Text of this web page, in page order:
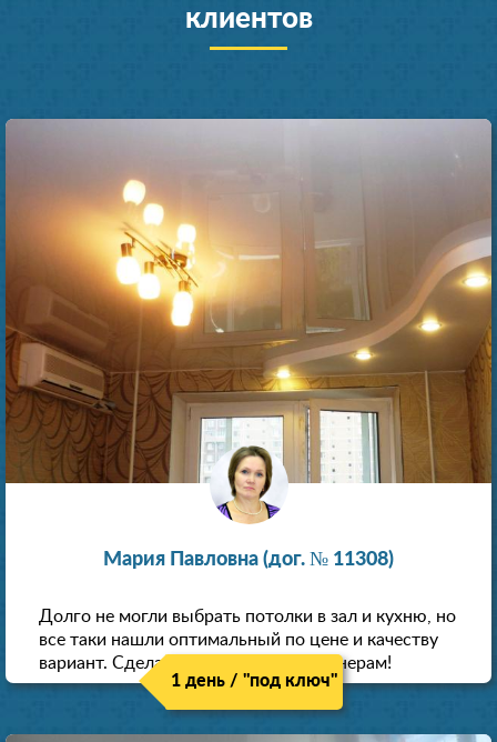
клиентов
Мария Павловна (дог. № 11308)
Долго не могли выбрать потолки в зал и кухню, но
все таки нашли оптимальный по цене и качеству
вариант. Сделали скидку как пенсионерам!
1 день / "под ключ"